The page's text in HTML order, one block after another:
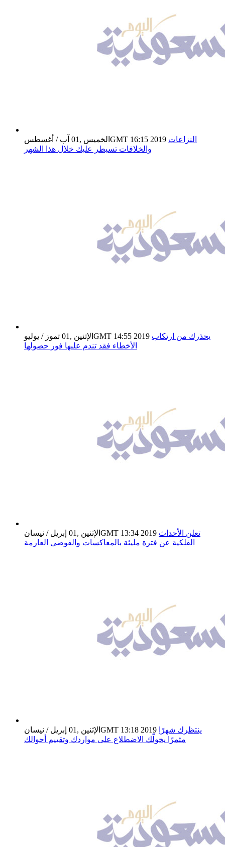
الخميس ,01 آب / أغسطسGMT 16:15 2019 النزاعات
والخلافات تسيطر عليك خلال هذا الشهر
الإثنين ,01 تموز / يوليوGMT 14:55 2019 يحذرك من ارتكاب
الأخطاء فقد تندم عليها فور حصولها
الإثنين ,01 إبريل / نيسانGMT 13:34 2019 تعلن الأحداث
الفلكية عن فترة مليئة بالمعاكسات والفوضى العارمة
الإثنين ,01 إبريل / نيسانGMT 13:18 2019 ينتظرك شهرًا
مثمرًا يخولّك الاضطلاع على مواردك وتقييم أحوالك